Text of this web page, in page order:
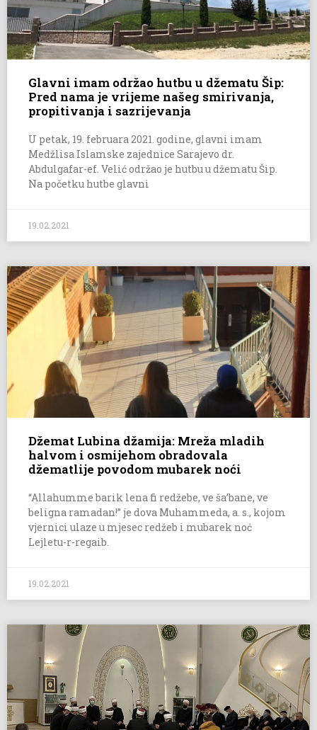
Glavni imam održao hutbu u džematu Šip:
Pred nama je vrijeme našeg smirivanja,
propitivanja i sazrijevanja
U petak, 19. februara 2021. godine, glavni imam
Medžlisa Islamske zajednice Sarajevo dr.
Abdulgafar-ef. Velić održao je hutbu u džematu Šip.
Na početku hutbe glavni
19.02.2021
Džemat Lubina džamija: Mreža mladih
halvom i osmijehom obradovala
džematlije povodom mubarek noći
“Allahumme barik lena fi redžebe, ve ša’bane, ve
beligna ramadan!” je dova Muhammeda, a. s., kojom
vjernici ulaze u mjesec redžeb i mubarek noć
Lejletu-r-regaib.
19.02.2021